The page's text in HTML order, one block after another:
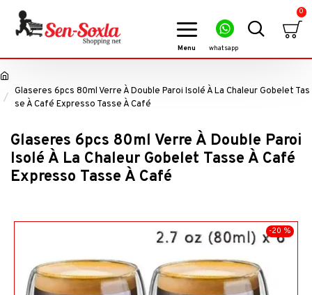
0
Glaseres 6pcs 80ml Verre À Double Paroi Isolé À La Chaleur Gobelet Tas
se À Café Expresso Tasse À Café
Glaseres 6pcs 80ml Verre À Double Paroi
Isolé À La Chaleur Gobelet Tasse À Café
Expresso Tasse À Café
-20 %